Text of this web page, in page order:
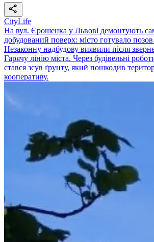
CityLife
На вул. Єрошенка у Львові демонтують
добудований поверх: місто готувало
Незаконну надбудову виявили після
Гарячу лінію міста. Через будівельні
стався зсув ґрунту, який пошкодив
кооперативу.